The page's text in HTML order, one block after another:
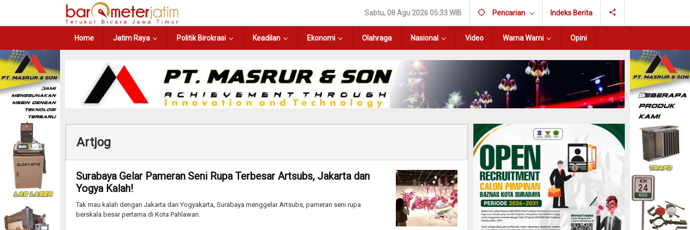
Sabtu, 08 Agu 2026 05:33 WIB Pencarian Indeks Berita
Home Jatim Raya Politik Birokrasi Keadilan Ekonomi Olahraga Nasional Video Warna Warni Opini
Artjog
Surabaya Gelar Pameran Seni Rupa Terbesar Artsubs, Jakarta dan
Yogya Kalah!
Tak mau kalah dengan Jakarta dan Yogyakarta, Surabaya menggelar Artsubs, pameran seni rupa
berskala besar pertama di Kota Pahlawan.